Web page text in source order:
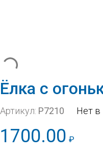
Ёлка с
Артикул: Р7210 Нет в
1700.00 ₽